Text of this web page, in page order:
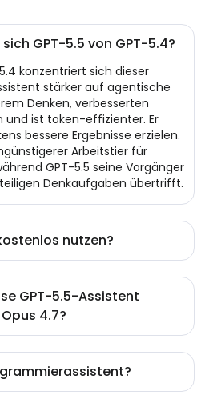
GPT-5.5 von GPT-5.4?
konzentriert sich dieser
stärker auf agentische
Denken, verbesserten
ist token-effizienter. Er
bessere Ergebnisse erzielen.
Arbeitstier für
GPT-5.5 seine Vorgänger
Denkaufgaben übertrifft.
nutzen?
kostenlosen Zuteilung von
AI anfragen. Nach der
Einloggen kannst du noch
freischalten.
GPT-5.5-Assistent
4.7?
Was
so gewinnt es im Denken,